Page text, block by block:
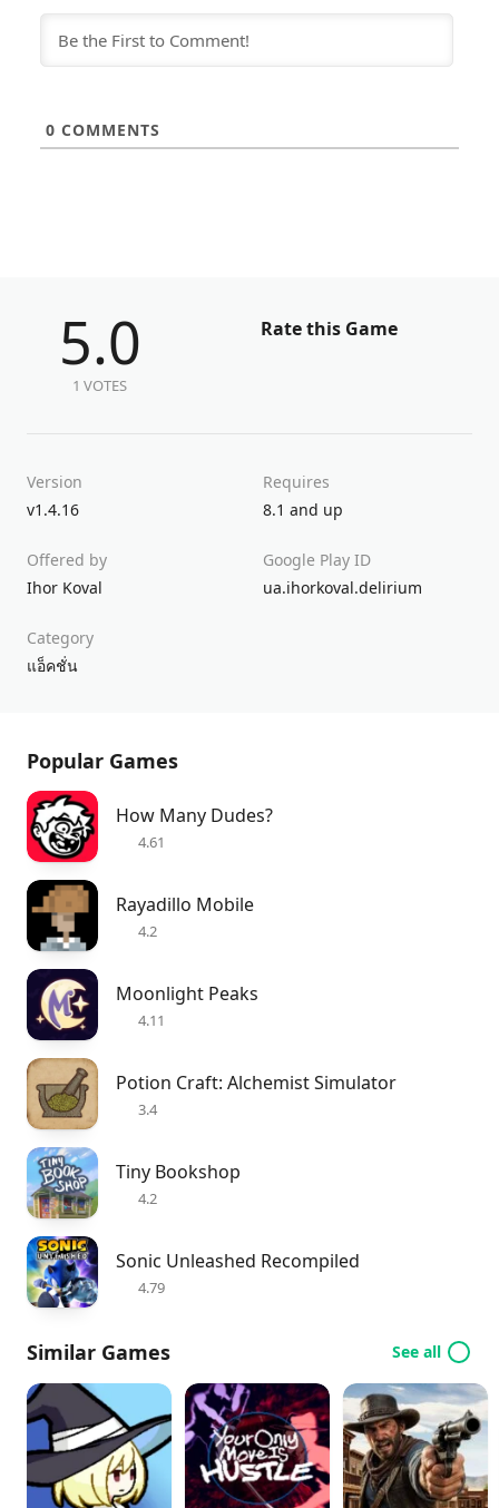
0 COMMENTS
5.0
1 VOTES
Rate this Game
Version
v1.4.16
Requires
8.1 and up
Offered by
Ihor Koval
Google Play ID
ua.ihorkoval.delirium
Category
แอ็คชั่น
Popular Games
How Many Dudes?
4.61
Rayadillo Mobile
4.2
Moonlight Peaks
4.11
Potion Craft: Alchemist Simulator
3.4
Tiny Bookshop
4.2
Sonic Unleashed Recompiled
4.79
Similar Games See all